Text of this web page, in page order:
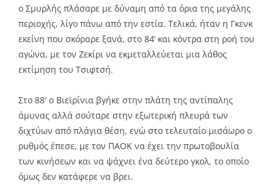
ο Σμυρλής πλάσαρε με δύναμη από τα όρια της μεγάλης
περιοχής, λίγο πάνω από την εστία. Τελικά, ήταν η Γκενκ
εκείνη που σκόραρε ξανά, στο 84’ και κόντρα στη ροή του
αγώνα, με τον Ζεκίρι να εκμεταλλεύεται μια λάθος
εκτίμηση του Τσιφτσή.
Στο 88′ ο Βιεϊρίνια βγήκε στην πλάτη της αντίπαλης
άμυνας αλλά σούταρε στην εξωτερική πλευρά των
διχτύων από πλάγια θέση, ενώ στο τελευταίο μισάωρο ο
ρυθμός έπεσε, με τον ΠΑΟΚ να έχει την πρωτοβουλία
των κινήσεων και να ψάχνει ένα δεύτερο γκολ, το οποίο
όμως δεν κατάφερε να βρει.